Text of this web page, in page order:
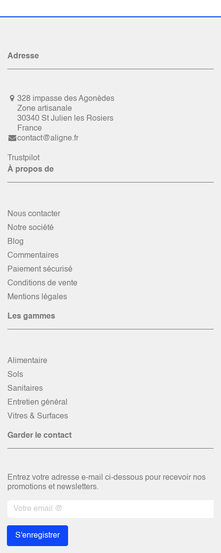
Adresse
328 impasse des Agonèdes
Zone artisanale
30340 St Julien les Rosiers
France
contact@aligne.fr
Trustpilot
À propos de
Nous contacter
Notre société
Blog
Commentaires
Paiement sécurisé
Conditions de vente
Mentions légales
Les gammes
Alimentaire
Sols
Sanitaires
Entretien général
Vitres & Surfaces
Garder le contact
Entrez votre adresse e-mail ci-dessous pour recevoir nos
promotions et newsletters.
S'enregistrer